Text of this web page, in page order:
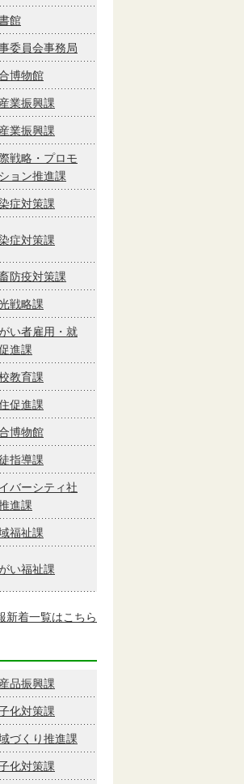
館
委員会事務局
博物館
業振興課
業振興課
戦略・プロモ
ョン推進課
症対策課
症対策課
防疫対策課
戦略課
い者雇用・就
進課
教育課
促進課
博物館
指導課
バーシティ社
進課
福祉課
い福祉課
新着一覧はこちら
品振興課
化対策課
づくり推進課
化対策課